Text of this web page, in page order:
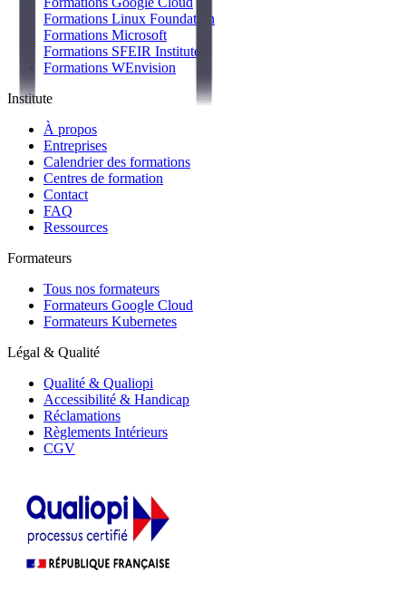
Formations Linux Foundation
Formations Microsoft
Formations SFEIR Institute
Formations WEnvision
Institute
À propos
Entreprises
Calendrier des formations
Centres de formation
Contact
FAQ
Ressources
Formateurs
Tous nos formateurs
Formateurs Google Cloud
Formateurs Kubernetes
Légal & Qualité
Qualité & Qualiopi
Accessibilité & Handicap
Réclamations
Règlements Intérieurs
CGV